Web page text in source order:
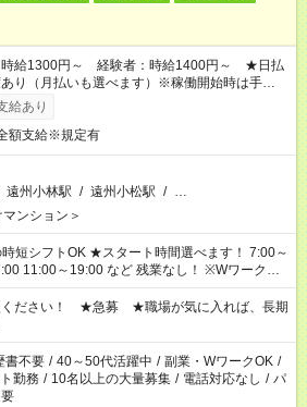
時給1300円～ 経験者：時給1400円～ ★日払
り（月払いも選べます）※稼働開始時は手続き
いとなります。
給あり
額支給※規定有
遠州小林駅 / 遠州小松駅 / …
ンション＞
ート時間選べます！ 7:00～
～19:00 など 残業なし！ ※Wワークの
と合わせ週40時間超の就業はご案内できませ
、週20時間以上勤務は社会保険への加入対象
者派遣法（日雇い派遣の原則禁止）により、
就業はご案内が難しい場合があります
ください！ ★急募 ★職場が気に入れば、長期
書不要 / 40～50代活躍中 / 副業・WワークOK /
勤務 / 10名以上の大量募集 / 電話対応なし / パ